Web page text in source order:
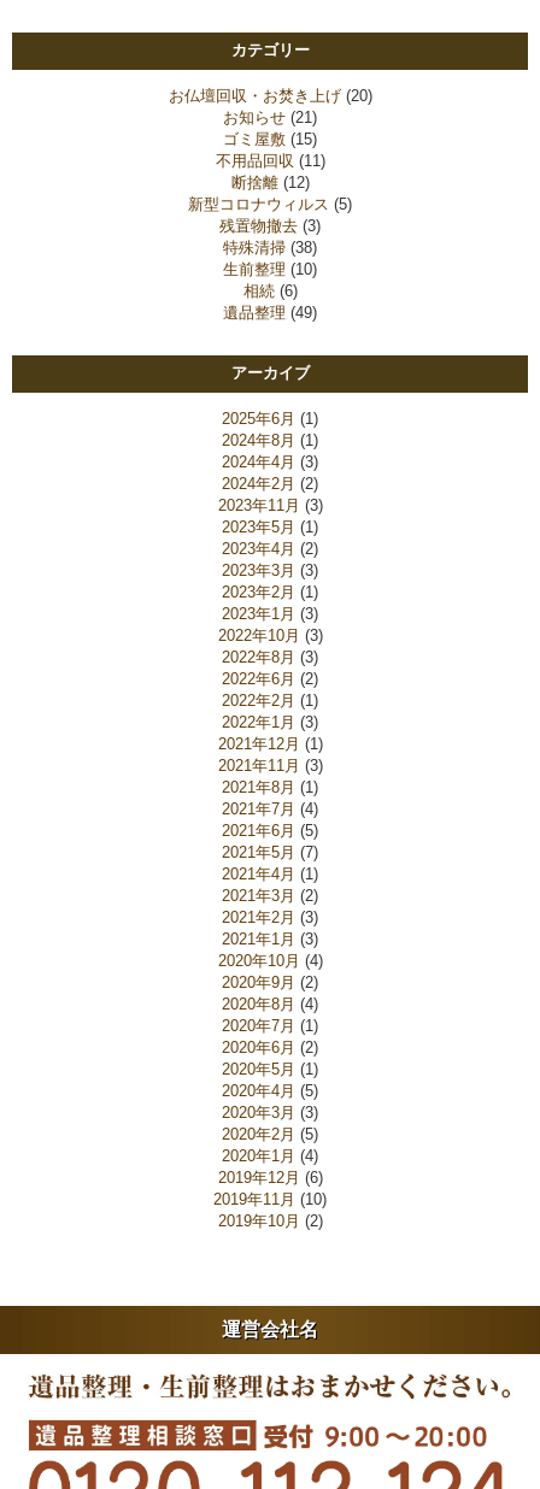
カテゴリー
お仏壇回収・お焚き上げ(20)
お知らせ (21)
ゴミ屋敷 (15)
不用品回収 (11)
断捨離(12)
新型コロナウィルス (5)
残置物撤去 (3)
特殊清掃 (38)
生前整理 (10)
相続(6)
遺品整理 (49)
アーカイブ
2025年6月 (1)
2024年8月 (1)
2024年4月 (3)
2024年2月 (2)
2023年11月 (3)
2023年5月 (1)
2023年4月 (2)
2023年3月 (3)
2023年2月 (1)
2023年1月 (3)
2022年10月 (3)
2022年8月 (3)
2022年6月 (2)
2022年2月 (1)
2022年1月 (3)
2021年12月 (1)
2021年11月 (3)
2021年8月 (1)
2021年7月 (4)
2021年6月 (5)
2021年5月 (7)
2021年4月 (1)
2021年3月 (2)
2021年2月 (3)
2021年1月 (3)
2020年10月 (4)
2020年9月 (2)
2020年8月 (4)
2020年7月 (1)
2020年6月 (2)
2020年5月 (1)
2020年4月 (5)
2020年3月 (3)
2020年2月 (5)
2020年1月 (4)
2019年12月 (6)
2019年11月 (10)
2019年10月 (2)
運営会社名